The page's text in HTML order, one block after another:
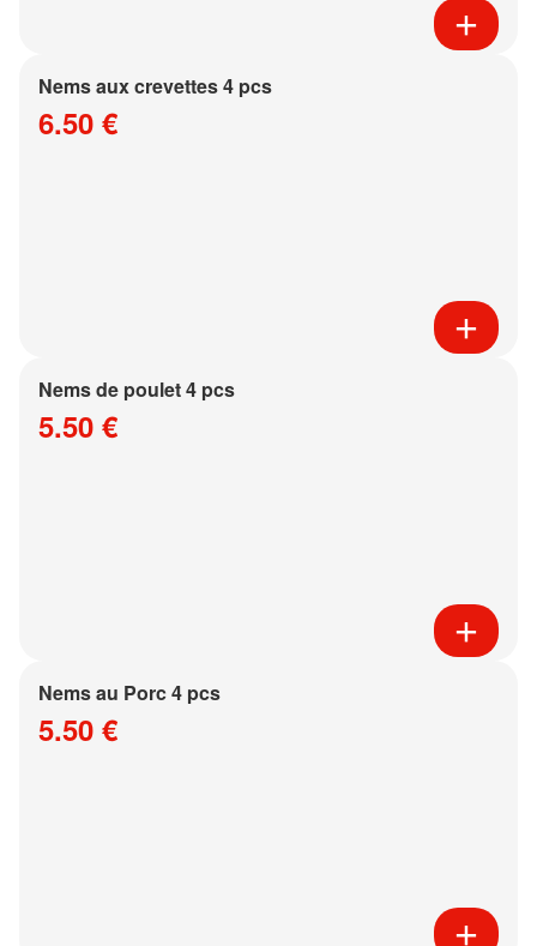
Nems aux crevettes 4 pcs
6.50 €
Nems de poulet 4 pcs
5.50 €
Nems au Porc 4 pcs
5.50 €